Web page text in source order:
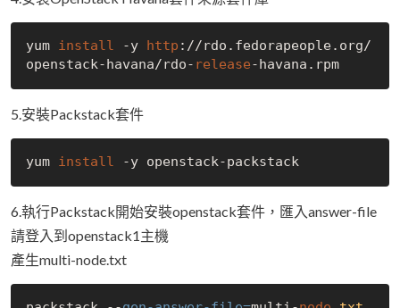
yum install -y http ://rdo.fedorapeople.org/
openstack-havana/rdo- release -havana.rpm
5.安裝Packstack套件
yum install -y openstack-packstack
6.執行Packstack開始安裝openstack套件，匯入answer-file
請登入到openstack1主機
產生multi-node.txt